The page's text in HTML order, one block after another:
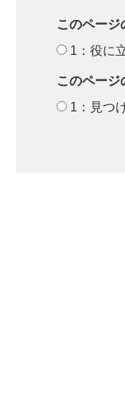
このページ
1：役に
このページ
1：見つ